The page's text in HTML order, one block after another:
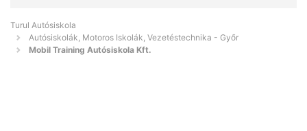
Turul Autósiskola
Autósiskolák, Motoros Iskolák, Vezetéstechnika - Győr
Mobil Training Autósiskola Kft.